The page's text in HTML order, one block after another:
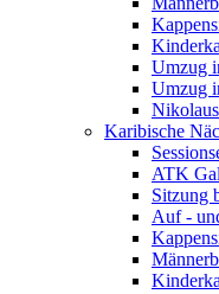
Umzug
Umzug
Karibische
ATK
Sitzung
Auf -